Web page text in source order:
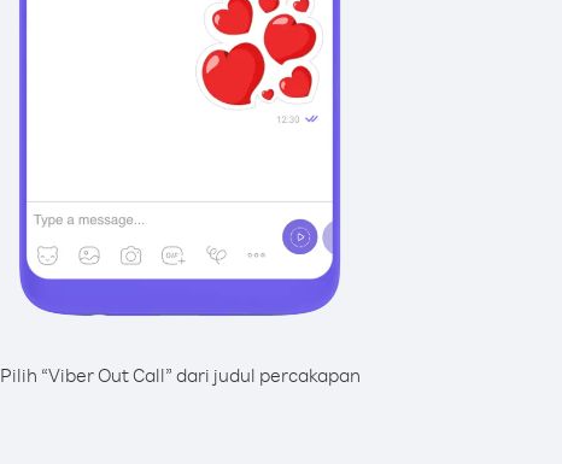
Pilih “Viber Out Call” dari judul percakapan